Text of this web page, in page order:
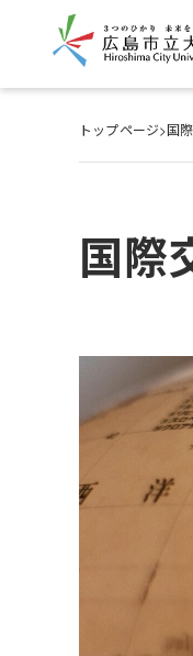
トップページ>国
国際